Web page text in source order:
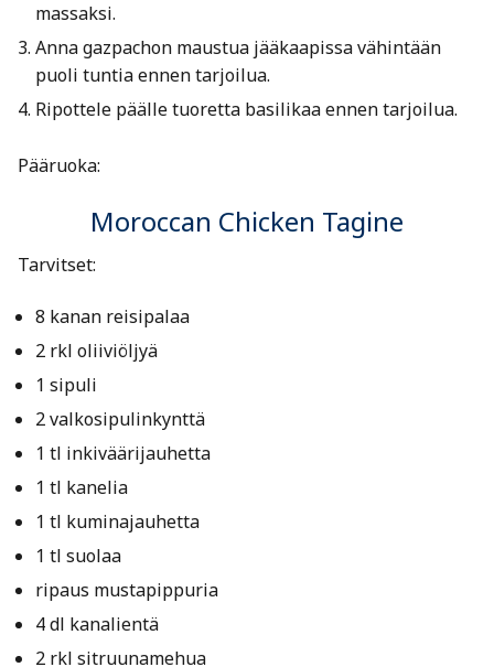
massaksi.
Anna gazpachon maustua jääkaapissa vähintään
puoli tuntia ennen tarjoilua.
Ripottele päälle tuoretta basilikaa ennen tarjoilua.
Pääruoka:
Moroccan Chicken Tagine
Tarvitset:
8 kanan reisipalaa
2 rkl oliiviöljyä
1 sipuli
2 valkosipulinkynttä
1 tl inkiväärijauhetta
1 tl kanelia
1 tl kuminajauhetta
1 tl suolaa
ripaus mustapippuria
4 dl kanalientä
2 rkl sitruunamehua